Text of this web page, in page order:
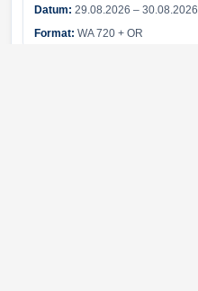
Datum: 29.08.2026 – 30.08.2026
Format: WA 720 + OR